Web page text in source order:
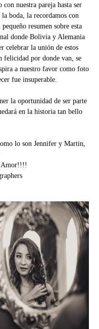
nuestra pareja hasta ser
boda, la recordamos con
resumen sobre esta
donde Bolivia y Alemania
celebrar la unión de estos
felicidad por donde van, se
a nuestro favor como foto
fue insuperable.
la oportunidad de ser parte
en la historia tan bello
lo son Jennifer y Martin,
Amor!!!!